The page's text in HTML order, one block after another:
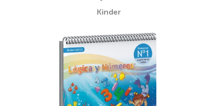
Kinder